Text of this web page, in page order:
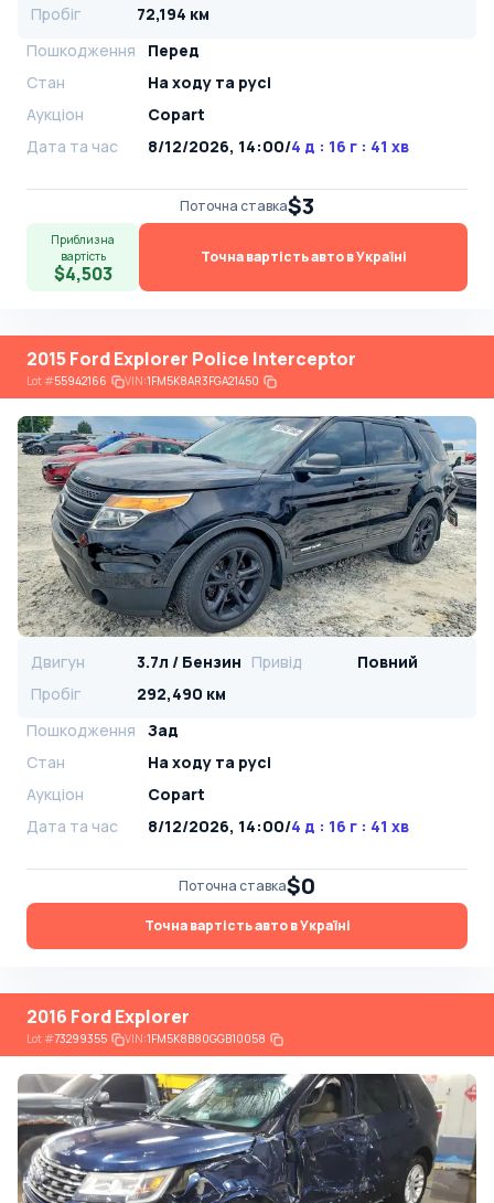
Пробіг
72,194 км
Пошкодження
Перед
Стан
На ​​ходу та русі
Аукціон
Copart
Дата та час
8/12/2026, 14:00/4 д : 16 г : 41 хв
Поточна ставка$3
Приблизна
вартість
$4,503
Точна вартість авто в Україні
2015 Ford Explorer Police Interceptor
Lot#55942166 VIN:1FM5K8AR3FGA21450
Двигун 3.7л / Бензин Привід
Повний
Пробіг
292,490 км
Пошкодження
Зад
Стан
На ​​ходу та русі
Аукціон
Copart
Дата та час
8/12/2026, 14:00/4 д : 16 г : 41 хв
Поточна ставка$0
Точна вартість авто в Україні
2016 Ford Explorer
Lot#73299355 VIN:1FM5K8B80GGB10058